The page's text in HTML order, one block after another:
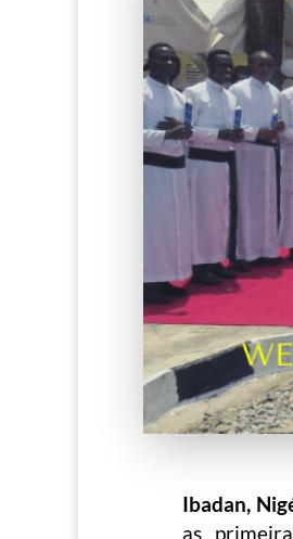
Ibadan,
as